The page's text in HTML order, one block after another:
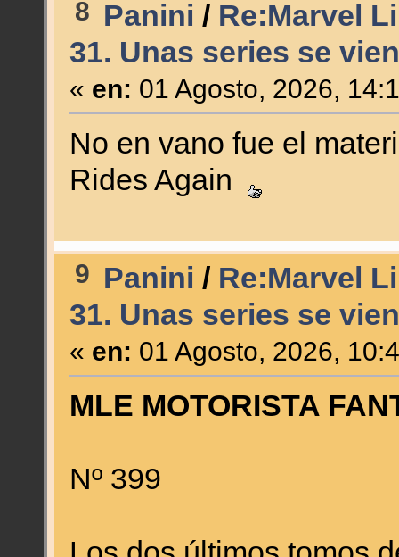
8 Panini / Re:Marvel
31. Unas series se
« en: 01 Agosto, 2026,
No en vano fue el
Rides Again
9 Panini / Re:Marvel
31. Unas series se
« en: 01 Agosto, 2026,
MLE MOTORISTA
Nº 399